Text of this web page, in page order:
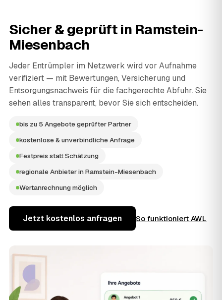
Sicher & geprüft in Ramstein-
Miesenbach
Jeder Entrümpler im Netzwerk wird vor Aufnahme
verifiziert — mit Bewertungen, Versicherung und
Entsorgungsnachweis für die fachgerechte Abfuhr. Sie
sehen alles transparent, bevor Sie sich entscheiden.
bis zu 5 Angebote geprüfter Partner
kostenlose & unverbindliche Anfrage
Festpreis statt Schätzung
regionale Anbieter in Ramstein-Miesenbach
Wertanrechnung möglich
Jetzt kostenlos anfragen So funktioniert AWL